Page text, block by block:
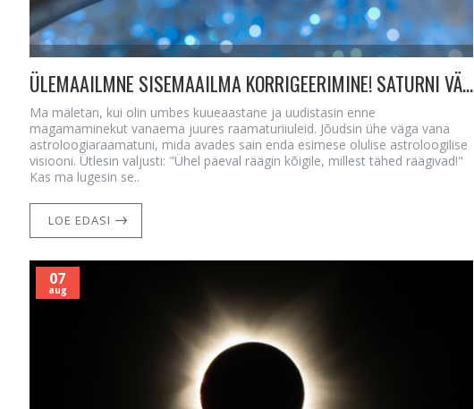
ÜLEMAAILMNE SISEMAAILMA KORRIGEERIMINE! SATURNI VÄGI KALADES 7. MÄRTS 2023 - 24. MAI 2025
Ma mäletan, kui olin umbes kuueaastane ja uudistasin enne
magamaminekut vanaema juures raamaturiiuleid. Jõudsin ühe väga vana
astroloogiaraamatuni, mida avades sain enda esimese olulise astroloogilise
visiooni. Ütlesin valjusti: "Ühel päeval räägin kõigile, millest tähed räägivad!"
Kas ma lugesin se..
LOE EDASI
07
aug